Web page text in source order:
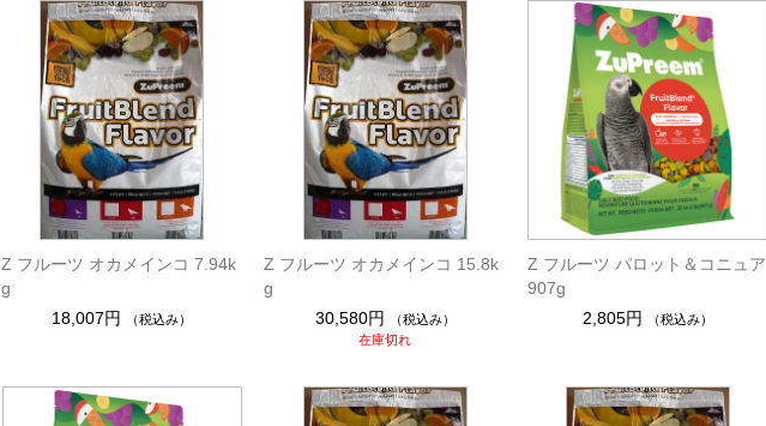
Z フルーツ オカメインコ 7.94k
g
18,007円
（税込み）
Z フルーツ オカメインコ 15.8k
g
30,580円
（税込み）
在庫切れ
Z フルーツ パロット＆コニュア
907g
2,805円
（税込み）